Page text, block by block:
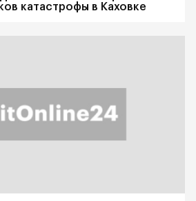
катастрофы в Каховке